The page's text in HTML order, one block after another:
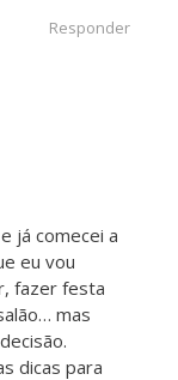
Responder
já comecei a
eu vou
fazer festa
mas
dicas para